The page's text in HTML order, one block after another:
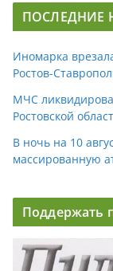
ПОСЛЕДНИЕ
Иномарка
Ростов-
МЧС
Ростовской
В ночь на 10
массированную
Поддержать